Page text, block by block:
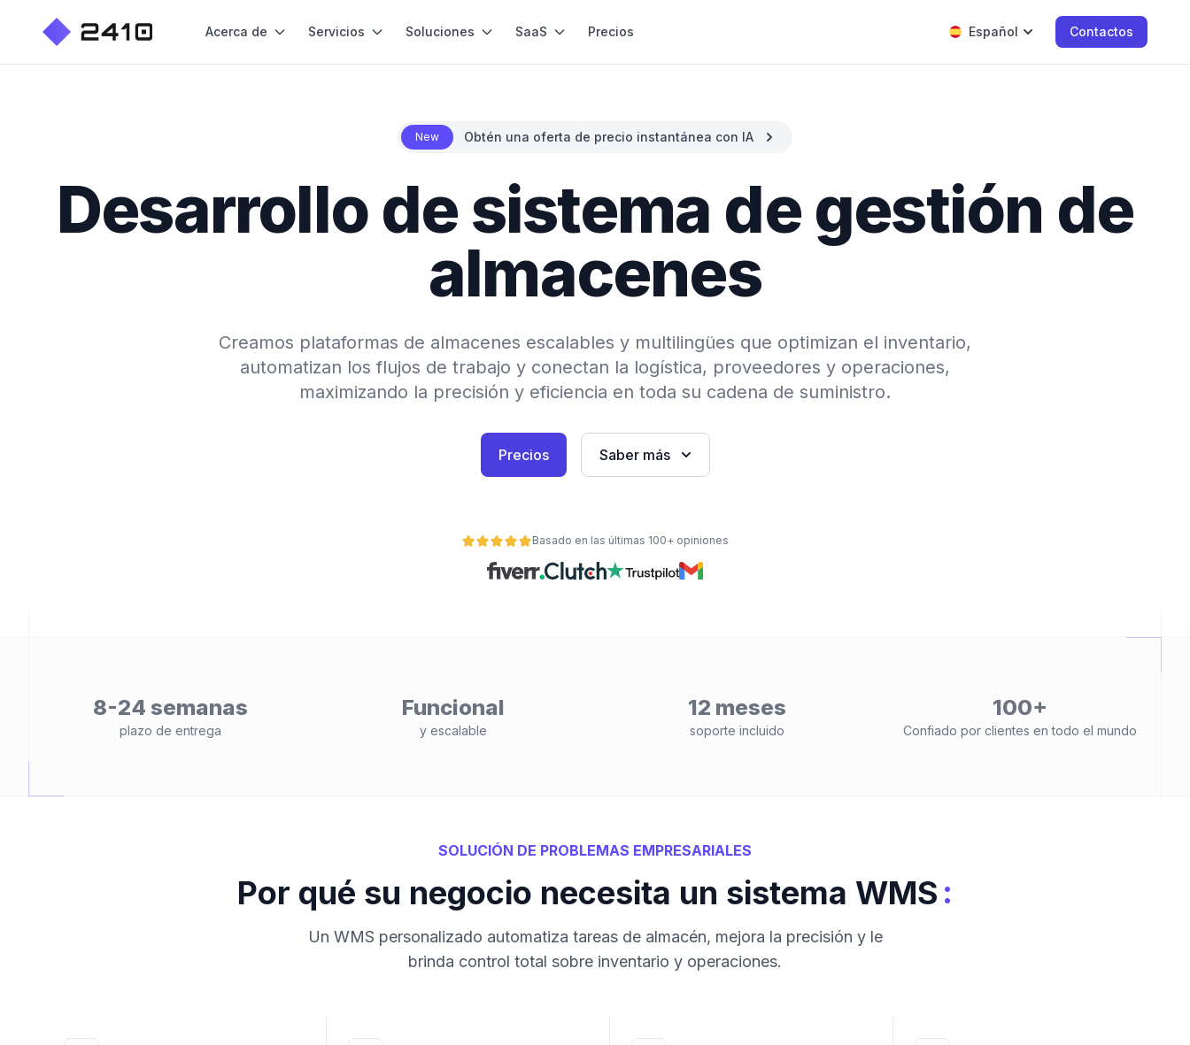
Acerca de Servicios Soluciones SaaS Precios Español Contactos
New Obtén una oferta de precio instantánea con IA
Desarrollo de sistema de gestión de
almacenes
Creamos plataformas de almacenes escalables y multilingües que optimizan el inventario,
automatizan los flujos de trabajo y conectan la logística, proveedores y operaciones,
maximizando la precisión y eficiencia en toda su cadena de suministro.
Precios Saber más
Basado en las últimas 100+ opiniones
8-24 semanas
plazo de entrega
Funcional
y escalable
12 meses
soporte incluido
100+
Confiado por clientes en todo el mundo
SOLUCIÓN DE PROBLEMAS EMPRESARIALES
Por qué su negocio necesita un sistema WMS :
Un WMS personalizado automatiza tareas de almacén, mejora la precisión y le
brinda control total sobre inventario y operaciones.